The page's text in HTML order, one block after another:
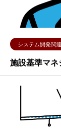
システム開発関連
施設基準マネ